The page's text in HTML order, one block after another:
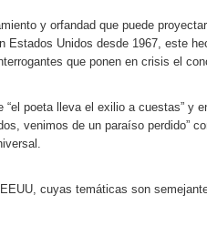
y orfandad que puede
Estados Unidos desde 1967, este
que ponen en crisis el
poeta lleva el exilio a cuestas” y
venimos de un paraíso perdido”
cuyas temáticas son